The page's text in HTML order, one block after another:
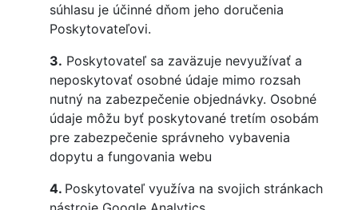
súhlasu je účinné dňom jeho doručenia
Poskytovateľovi.
3. Poskytovateľ sa zaväzuje nevyužívať a
neposkytovať osobné údaje mimo rozsah
nutný na zabezpečenie objednávky. Osobné
údaje môžu byť poskytované tretím osobám
pre zabezpečenie správneho vybavenia
dopytu a fungovania webu
4. Poskytovateľ využíva na svojich stránkach